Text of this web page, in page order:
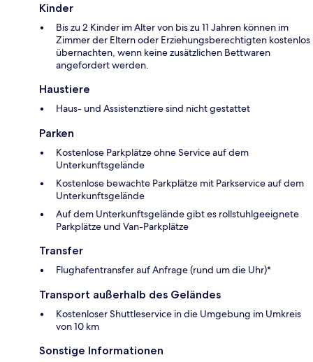
Kinder
Bis zu 2 Kinder im Alter von bis zu 11 Jahren können im
Zimmer der Eltern oder Erziehungsberechtigten kostenlos
übernachten, wenn keine zusätzlichen Bettwaren
angefordert werden.
Haustiere
Haus- und Assistenztiere sind nicht gestattet
Parken
Kostenlose Parkplätze ohne Service auf dem
Unterkunftsgelände
Kostenlose bewachte Parkplätze mit Parkservice auf dem
Unterkunftsgelände
Auf dem Unterkunftsgelände gibt es rollstuhlgeeignete
Parkplätze und Van-Parkplätze
Transfer
Flughafentransfer auf Anfrage (rund um die Uhr)*
Transport außerhalb des Geländes
Kostenloser Shuttleservice in die Umgebung im Umkreis
von 10 km
Sonstige Informationen